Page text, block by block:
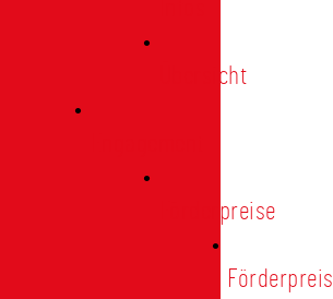
Übersicht
Förderpreise
Förderpreis